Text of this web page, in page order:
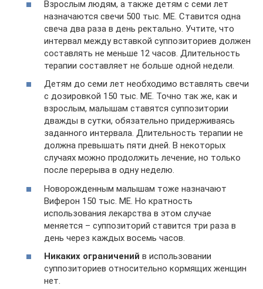
Взрослым людям, а также детям с семи лет
назначаются свечи 500 тыс. МЕ. Ставится одна
свеча два раза в день ректально. Учтите, что
интервал между вставкой суппозиториев должен
составлять не меньше 12 часов. Длительность
терапии составляет не больше одной недели.
Детям до семи лет необходимо вставлять свечи
с дозировкой 150 тыс. МЕ. Точно так же, как и
взрослым, малышам ставятся суппозитории
дважды в сутки, обязательно придерживаясь
заданного интервала. Длительность терапии не
должна превышать пяти дней. В некоторых
случаях можно продолжить лечение, но только
после перерыва в одну неделю.
Новорожденным малышам тоже назначают
Виферон 150 тыс. МЕ. Но кратность
использования лекарства в этом случае
меняется – суппозиторий ставится три раза в
день через каждых восемь часов.
Никаких ограничений в использовании
суппозиториев относительно кормящих женщин
нет.